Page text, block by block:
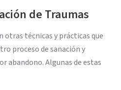
de Traumas
otras técnicas y prácticas que
proceso de sanación y
abandono. Algunas de estas